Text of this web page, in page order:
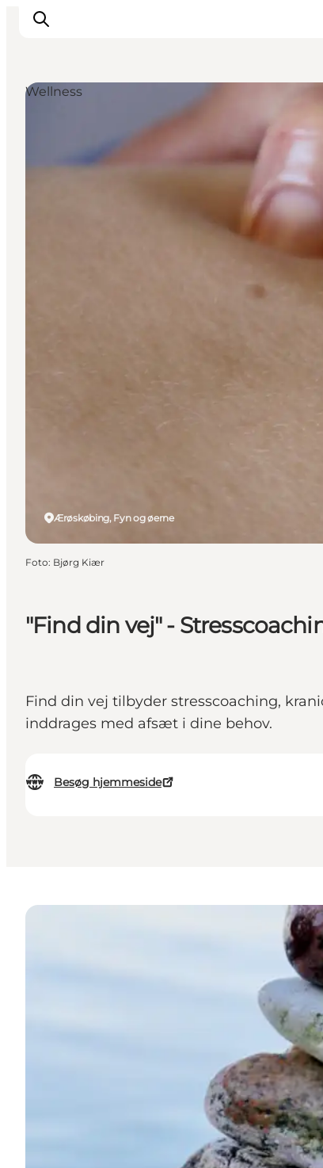
Vandreruter
"Find din vej" -
Find din vej tilbyder stresscoaching,
inddrages med afsæt i dine behov.
Besøg hjemmeside
Ærøskøbing, Fyn og øerne
Wellness
Foto: Bjørg Kiær